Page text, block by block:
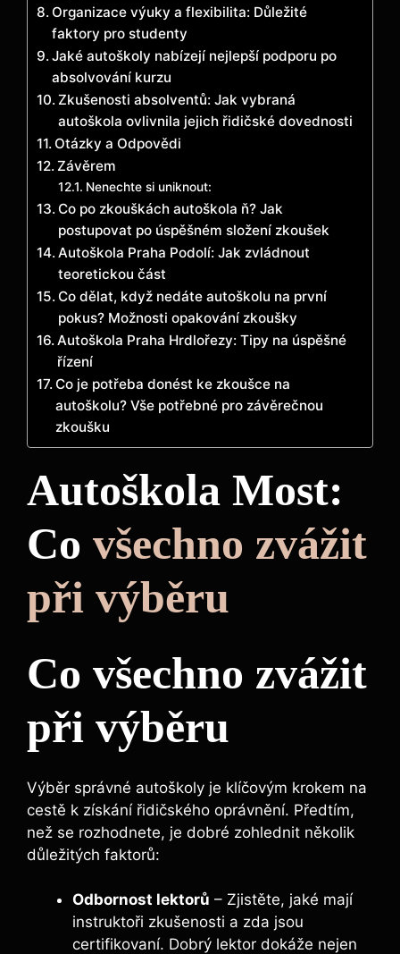
Organizace výuky a flexibilita: Důležité
faktory pro studenty
Jaké autoškoly nabízejí nejlepší podporu po
absolvování kurzu
Zkušenosti absolventů: Jak vybraná
autoškola ovlivnila jejich řidičské dovednosti
Otázky a Odpovědi
Závěrem
Nenechte si uniknout:
Co po zkouškách autoškola ň? Jak
postupovat po úspěšném složení zkoušek
Autoškola Praha Podolí: Jak zvládnout
teoretickou část
Co dělat, když nedáte autoškolu na první
pokus? Možnosti opakování zkoušky
Autoškola Praha Hrdlořezy: Tipy na úspěšné
řízení
Co je potřeba donést ke zkoušce na
autoškolu? Vše potřebné pro závěrečnou
zkoušku
Autoškola Most:
Co všechno zvážit
při výběru
Co všechno zvážit
při výběru
Výběr správné autoškoly je klíčovým krokem na
cestě k získání řidičského oprávnění. Předtím,
než se rozhodnete, je dobré zohlednit několik
důležitých faktorů:
Odbornost lektorů – Zjistěte, jaké mají
instruktoři zkušenosti a zda jsou
certifikovaní. Dobrý lektor dokáže nejen